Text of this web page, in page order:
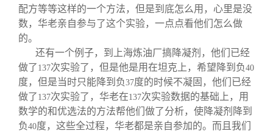
配方等等这样的一个方法，但是到底怎么用，心里是没
数，华老亲自参与了这个实验，一点点看他们怎么做
的。
还有一个例子，到上海炼油厂搞降凝剂，他们已经
做了 137次实验了，但是他是用在坦克上，希望降到负40
度，但是当时只能降到负37度的时候不凝固，他们已经
做了 137次实验了，华老在137次实验数据的基础上，用
数学的和优选法的方法帮他们做了分析，使降凝剂降到
负40度，这些全过程，华老都是亲自参加的。而且我们